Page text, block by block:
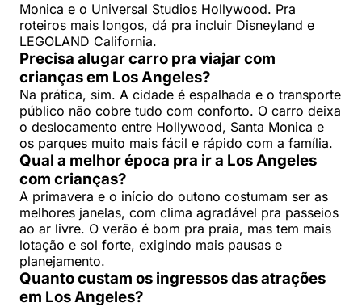
Monica e o Universal Studios Hollywood. Pra
roteiros mais longos, dá pra incluir Disneyland e
LEGOLAND California.
Precisa alugar carro pra viajar com
crianças em Los Angeles?
Na prática, sim. A cidade é espalhada e o transporte
público não cobre tudo com conforto. O carro deixa
o deslocamento entre Hollywood, Santa Monica e
os parques muito mais fácil e rápido com a família.
Qual a melhor época pra ir a Los Angeles
com crianças?
A primavera e o início do outono costumam ser as
melhores janelas, com clima agradável pra passeios
ao ar livre. O verão é bom pra praia, mas tem mais
lotação e sol forte, exigindo mais pausas e
planejamento.
Quanto custam os ingressos das atrações
em Los Angeles?